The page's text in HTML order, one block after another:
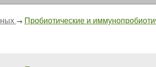
→ Пробиотические и